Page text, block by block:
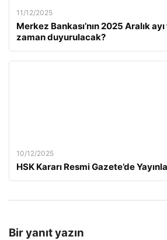
11/12/2025
Merkez Bankası’nın 2025 Aralık
zaman duyurulacak?
10/12/2025
HSK Kararı Resmi Gazete’de
Bir yanıt yazın